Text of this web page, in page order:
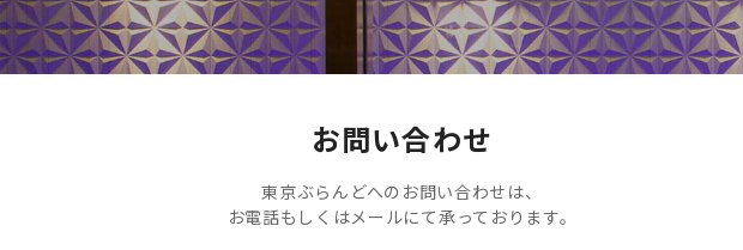
お問い合わせ
東京ぶらんどへのお問い合わせは、
お電話もしくはメールにて承っております。